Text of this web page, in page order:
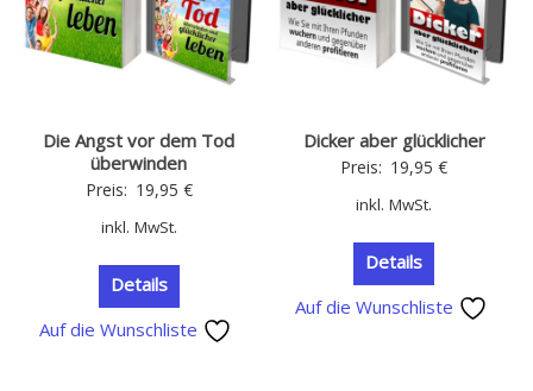
Die Angst vor dem Tod
überwinden
Preis: 19,95 €
inkl. MwSt.
Details
Auf die Wunschliste
Dicker aber glücklicher
Preis: 19,95€
inkl. MwSt.
Details
Auf die Wunschliste